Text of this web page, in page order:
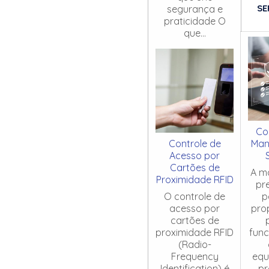
segurança e
praticidade O
que...
Controle de
Acesso por
Cartões de
Proximidade RFID
O controle de
acesso por
cartões de
proximidade RFID
(Radio-
Frequency
A